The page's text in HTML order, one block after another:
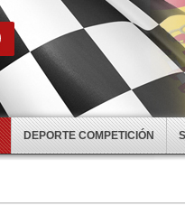
DEPORTE COMPETICIÓN